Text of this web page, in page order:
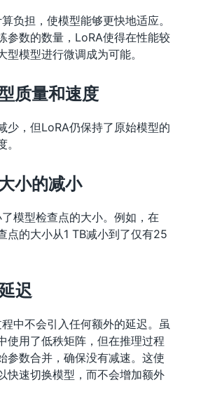
负担，使模型能够更快地适应。
参数的数量，LoRA使得在性能较
型模型进行微调成为可能。
质量和速度
少，但LoRA仍保持了原始模型的
小的减小
模型检查点的大小。例如，在
点的大小从1 TB减小到了仅有25
迟
中不会引入任何额外的延迟。虽
使用了低秩矩阵，但在推理过程
参数合并，确保没有减速。这使
快速切换模型，而不会增加额外